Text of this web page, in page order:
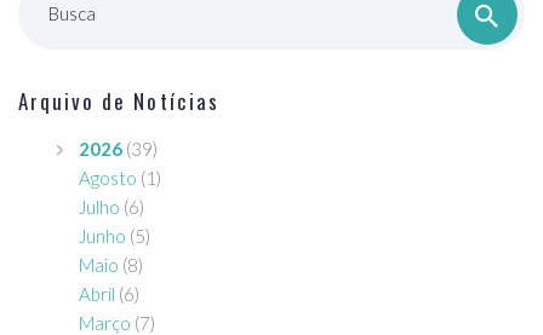
Busca
Arquivo de Notícias
2026 (39)
Agosto (1)
Julho (6)
Junho (5)
Maio (8)
Abril (6)
Março (7)